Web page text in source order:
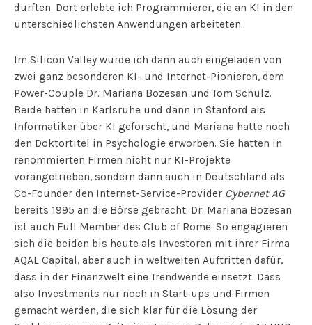
durften. Dort erlebte ich Programmierer, die an KI in den
unterschiedlichsten Anwendungen arbeiteten.
Im Silicon Valley wurde ich dann auch eingeladen von
zwei ganz besonderen KI- und Internet-Pionieren, dem
Power-Couple Dr. Mariana Bozesan und Tom Schulz.
Beide hatten in Karlsruhe und dann in Stanford als
Informatiker über KI geforscht, und Mariana hatte noch
den Doktortitel in Psychologie erworben. Sie hatten in
renommierten Firmen nicht nur KI-Projekte
vorangetrieben, sondern dann auch in Deutschland als
Co-Founder den Internet-Service-Provider Cybernet AG
bereits 1995 an die Börse gebracht. Dr. Mariana Bozesan
ist auch Full Member des Club of Rome. So engagieren
sich die beiden bis heute als Investoren mit ihrer Firma
AQAL Capital, aber auch in weltweiten Auftritten dafür,
dass in der Finanzwelt eine Trendwende einsetzt. Dass
also Investments nur noch in Start-ups und Firmen
gemacht werden, die sich klar für die Lösung der